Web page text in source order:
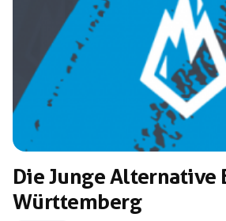
Die Junge Alternative
Württemberg